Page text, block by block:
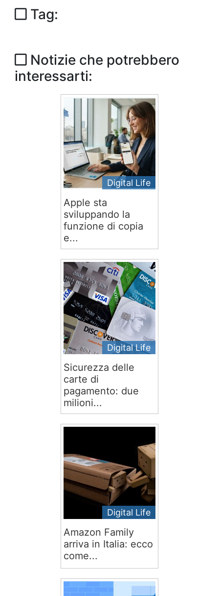
Tag:
Notizie che potrebbero
interessarti:
Digital Life
Apple sta
sviluppando la
funzione di copia
e...
Digital Life
Sicurezza delle
carte di
pagamento: due
milioni...
Digital Life
Amazon Family
arriva in Italia: ecco
come...